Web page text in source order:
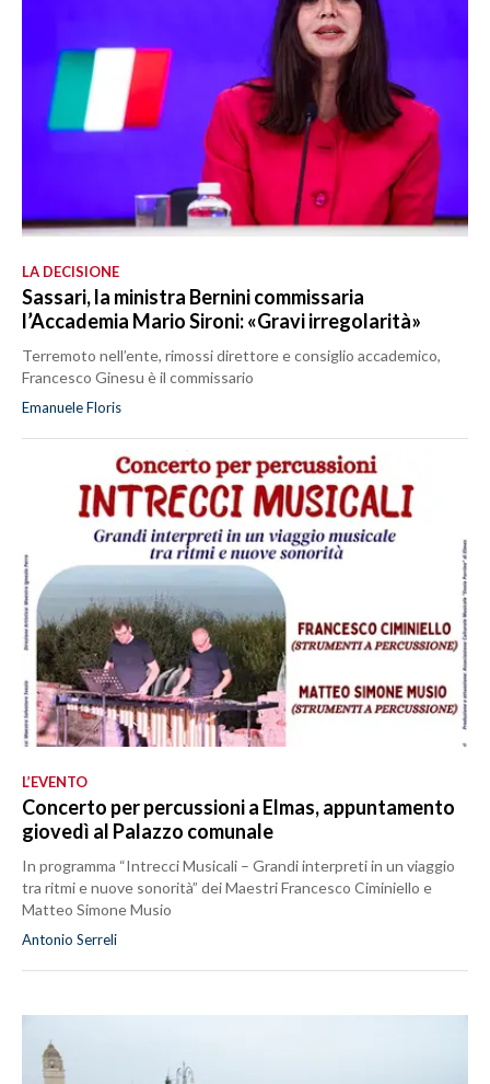
LA DECISIONE
Sassari, la ministra Bernini commissaria
l’Accademia Mario Sironi: «Gravi irregolarità»
Terremoto nell’ente, rimossi direttore e consiglio accademico,
Francesco Ginesu è il commissario
Emanuele Floris
L’EVENTO
Concerto per percussioni a Elmas, appuntamento
giovedì al Palazzo comunale
In programma “Intrecci Musicali – Grandi interpreti in un viaggio
tra ritmi e nuove sonorità” dei Maestri Francesco Ciminiello e
Matteo Simone Musio
Antonio Serreli